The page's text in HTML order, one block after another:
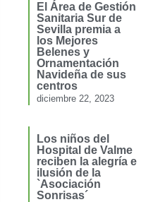
El Área de Gestión
Sanitaria Sur de
Sevilla premia a
los Mejores
Belenes y
Ornamentación
Navideña de sus
centros
diciembre 22, 2023
Los niños del
Hospital de Valme
reciben la alegría e
ilusión de la
`Asociación
Sonrisas´